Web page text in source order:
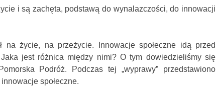
i są zachęta, podstawą do wynalazczości, do innowacji
na życie, na przeżycie. Innowacje społeczne idą przed
jest różnica między nimi? O tym dowiedzieliśmy się
Podróż. Podczas tej „wyprawy” przedstawiono
innowacje społeczne.